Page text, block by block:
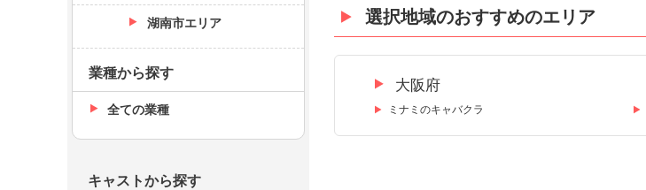
選択地域のおすすめのエリア
大阪府
ミナミのキャバクラ
湖南市エリア
業種から探す
全ての業種
キャストから探す